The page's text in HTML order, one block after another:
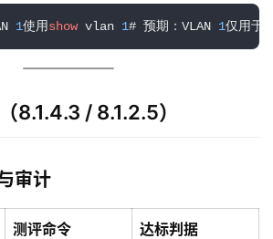
1使用show vlan 1# 预期：VLAN 1仅用于
8.1.4.3 / 8.1.2.5）
审计
测评命令 达标判据